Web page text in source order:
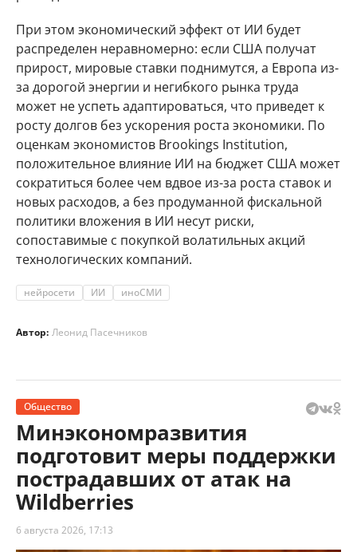
При этом экономический эффект от ИИ будет
распределен неравномерно: если США получат
прирост, мировые ставки поднимутся, а Европа из-
за дорогой энергии и негибкого рынка труда
может не успеть адаптироваться, что приведет к
росту долгов без ускорения роста экономики. По
оценкам экономистов Brookings Institution,
положительное влияние ИИ на бюджет США может
сократиться более чем вдвое из-за роста ставок и
новых расходов, а без продуманной фискальной
политики вложения в ИИ несут риски,
сопоставимые с покупкой волатильных акций
технологических компаний.
нейросети ИИ иноСМИ
Автор: Леонид Пасечников
Общество
Минэкономразвития
подготовит меры поддержки
пострадавших от атак на
Wildberries
6 августа 2026, 17:13